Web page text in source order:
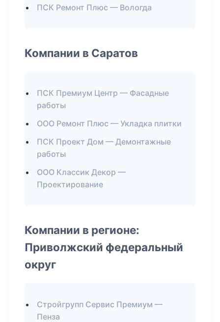
ПСК Ремонт Плюс — Вологда
Компании в Саратов
ПСК Премиум Центр — Фасадные
работы
ООО Ремонт Плюс — Укладка плитки
ПСК Проект Дом — Демонтажные
работы
ООО Классик Декор —
Проектирование
Компании в регионе:
Приволжский федеральный
округ
Стройгрупп Сервис Премиум —
Пенза